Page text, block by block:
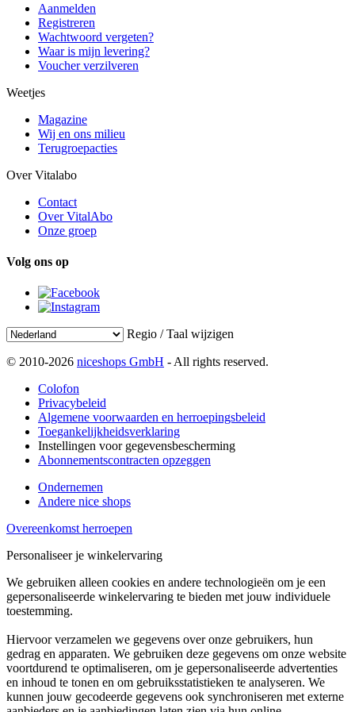
Aanmelden
Registreren
Wachtwoord vergeten?
Waar is mijn levering?
Voucher verzilveren
Weetjes
Magazine
Wij en ons milieu
Terugroepacties
Over Vitalabo
Contact
Over VitalAbo
Onze groep
Volg ons op
Regio / Taal wijzigen
© 2010-2026 niceshops GmbH - All rights reserved.
Colofon
Privacybeleid
Algemene voorwaarden en herroepingsbeleid
Toegankelijkheidsverklaring
Instellingen voor gegevensbescherming
Abonnementscontracten opzeggen
Ondernemen
Andere nice shops
Overeenkomst herroepen
Personaliseer je winkelervaring
We gebruiken alleen cookies en andere technologieën om je een
gepersonaliseerde winkelervaring te bieden met jouw individuele
toestemming.
Hiervoor verzamelen we gegevens over onze gebruikers, hun
gedrag en apparaten. We gebruiken deze gegevens om onze website
voortdurend te optimaliseren, om je gepersonaliseerde advertenties
en inhoud te tonen en om gebruiksstatistieken te analyseren. We
kunnen jouw gecodeerde gegevens ook synchroniseren met externe